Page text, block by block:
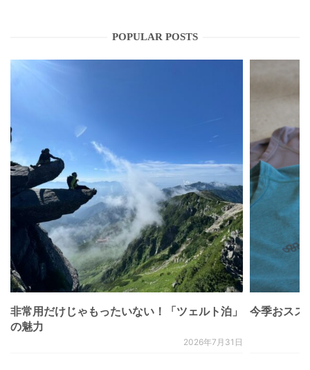
POPULAR POSTS
非常用だけじゃもったいない！「ツェルト泊」
の魅力
2026年7月31日
今季おスス